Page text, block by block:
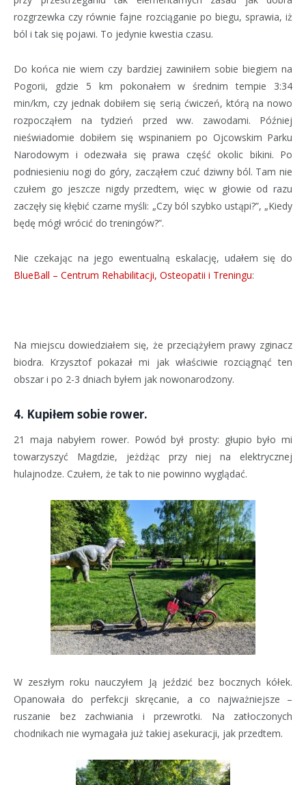
rozgrzewka czy równie fajne rozciąganie po biegu, sprawia, iż
ból i tak się pojawi. To jedynie kwestia czasu.
Do końca nie wiem czy bardziej zawiniłem sobie biegiem na
Pogorii, gdzie 5 km pokonałem w średnim tempie 3:34
min/km, czy jednak dobiłem się serią ćwiczeń, którą na nowo
rozpocząłem na tydzień przed ww. zawodami. Później
nieświadomie dobiłem się wspinaniem po Ojcowskim Parku
Narodowym i odezwała się prawa część okolic bikini. Po
podniesieniu nogi do góry, zacząłem czuć dziwny ból. Tam nie
czułem go jeszcze nigdy przedtem, więc w głowie od razu
zaczęły się kłębić czarne myśli: „Czy ból szybko ustąpi?”, „Kiedy
będę mógł wrócić do treningów?”.
Nie czekając na jego ewentualną eskalację, udałem się do
BlueBall – Centrum Rehabilitacji, Osteopatii i Treningu:
Na miejscu dowiedziałem się, że przeciążyłem prawy zginacz
biodra. Krzysztof pokazał mi jak właściwie rozciągnąć ten
obszar i po 2-3 dniach byłem jak nowonarodzony.
4. Kupiłem sobie rower.
21 maja nabyłem rower. Powód był prosty: głupio było mi
towarzyszyć Magdzie, jeżdżąc przy niej na elektrycznej
hulajnodze. Czułem, że tak to nie powinno wyglądać.
W zeszłym roku nauczyłem Ją jeździć bez bocznych kółek.
Opanowała do perfekcji skręcanie, a co najważniejsze –
ruszanie bez zachwiania i przewrotki. Na zatłoczonych
chodnikach nie wymagała już takiej asekuracji, jak przedtem.